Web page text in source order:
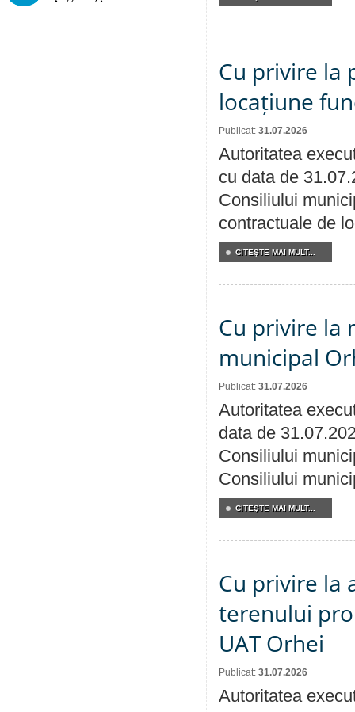
Cu privire la
locațiune
Publicat: 31.07.2026
Autoritatea
cu data de
Consiliului
contractuale de
CITEŞTE MAI MULT...
Cu privire la
municipal
Publicat: 31.07.2026
Autoritatea
data de
Consiliului
Consiliului
CITEŞTE MAI MULT...
Cu privire la
terenului
UAT Orhei
Publicat: 31.07.2026
Autoritatea